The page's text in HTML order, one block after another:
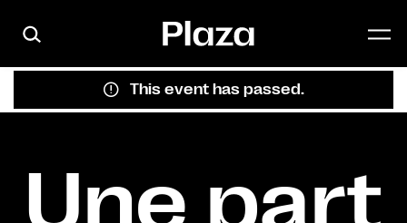
This event has passed.
Une part